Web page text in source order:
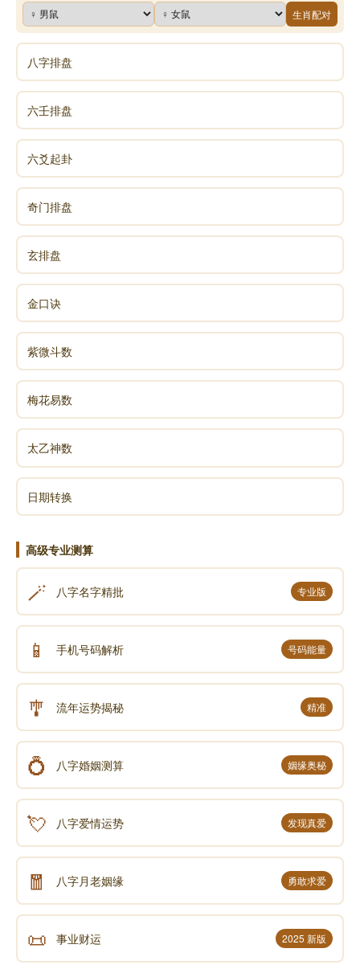
生肖配对
八字排盘
六壬排盘
六爻起卦
奇门排盘
玄排盘
金口诀
紫微斗数
梅花易数
太乙神数
日期转换
高级专业测算
🪄 八字名字精批 专业版
📱 手机号码解析 号码能量
🎐 流年运势揭秘 精准
💍 八字婚姻测算 姻缘奥秘
💘 八字爱情运势 发现真爱
🧧 八字月老姻缘 勇敢求爱
📜 事业财运 2025 新版